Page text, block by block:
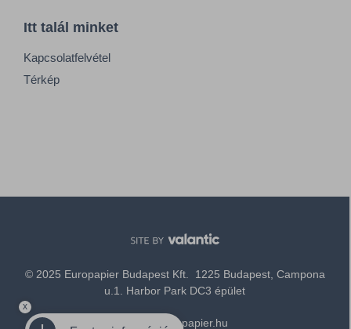
Itt talál minket
Kapcsolatfelvétel
Térkép
© 2025 Europapier Budapest Kft. 1225 Budapest, Campona
u.1. Harbor Park DC3 épület
office@europapier.hu
x